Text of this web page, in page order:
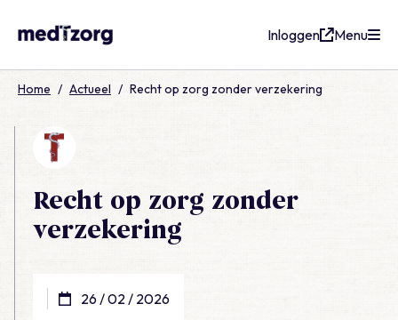
Inloggen Menu
Home / Actueel / Recht op zorg zonder verzekering
Recht op zorg zonder
verzekering
26 / 02 / 2026